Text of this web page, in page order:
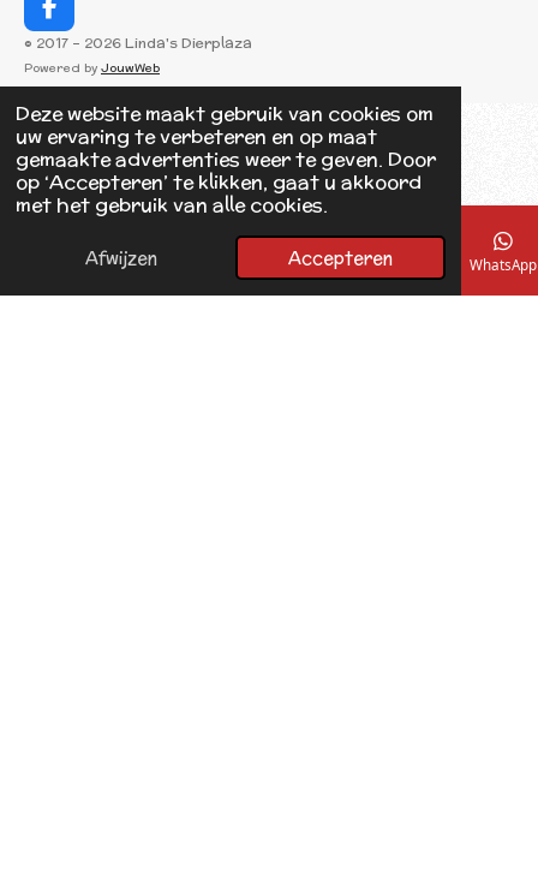
Deze website maakt gebruik van cookies om
uw ervaring te verbeteren en op maat
gemaakte advertenties weer te geven. Door
op ‘Accepteren’ te klikken, gaat u akkoord
met het gebruik van alle cookies.
Afwijzen Accepteren
F
a
c
e
b
o
o
k
© 2017 - 2026 Linda's Dierplaza
Powered by JouwWeb
E-mailadres Telefoonnummer Kaart Facebook WhatsApp